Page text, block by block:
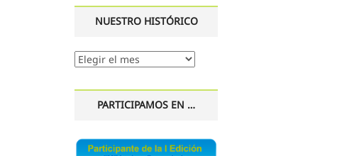
NUESTRO HISTÓRICO
Nuestro
PARTICIPAMOS EN …